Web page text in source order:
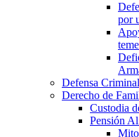
por
Defensa
Derecho de
Custodia
Pensión